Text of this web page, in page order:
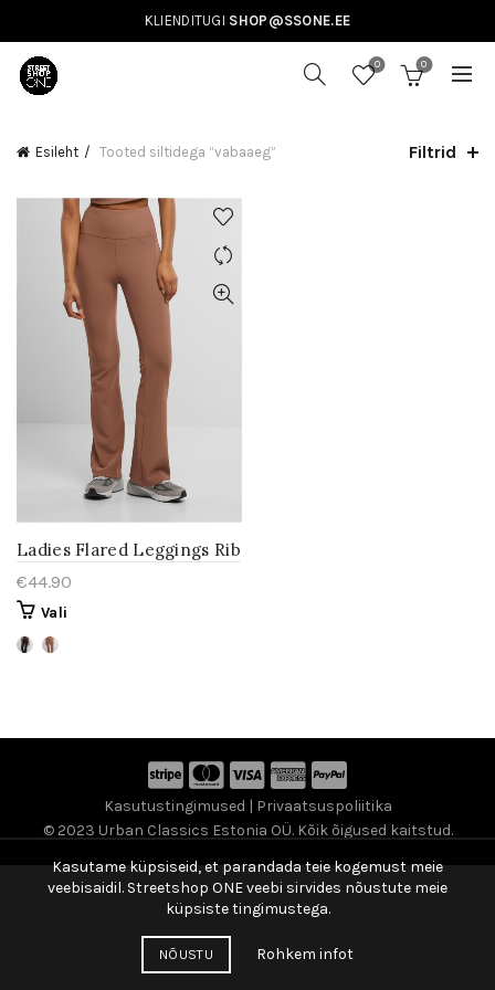
KLIENDITUGI SHOP@SSONE.EE
0 0
Esileht Tooted siltidega “vabaaeg” Filtrid
Ladies Flared Leggings Rib
€44.90
Vali
Kasutustingimused | Privaatsuspoliitika
© 2023 Urban Classics Estonia OÜ. Kõik õigused kaitstud.
Kasutame küpsiseid, et parandada teie kogemust meie
veebisaidil. Streetshop ONE veebi sirvides nõustute meie
küpsiste tingimustega.
NÕUSTU Rohkem infot